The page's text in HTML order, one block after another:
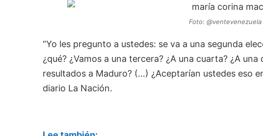
Foto: @ventevenezuela
“Yo les pregunto a ustedes: se va a una segunda
¿qué? ¿Vamos a una tercera? ¿A una cuarta? ¿A
resultados a Maduro? (…) ¿Aceptarían ustedes eso
diario La Nación.